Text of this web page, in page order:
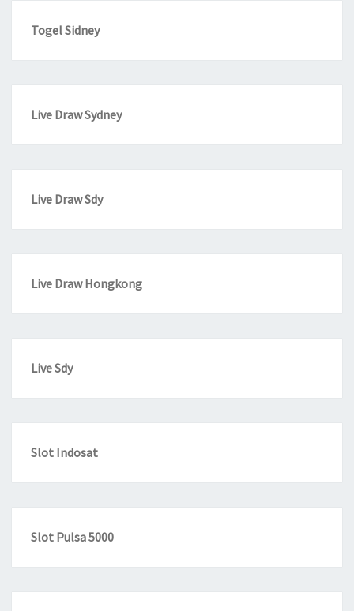
Togel Sidney
Live Draw Sydney
Live Draw Sdy
Live Draw Hongkong
Live Sdy
Slot Indosat
Slot Pulsa 5000